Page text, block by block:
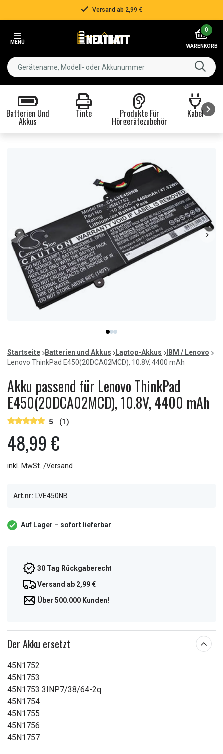
Versand ab 2,99 €
MENÜ
0
WARENKORB
Batterien Und
Akkus
Tinte Produkte Für
Hörgerätezubehör
Kabel
item
0
item
1
item
2
of
3
Startseite Batterien und Akkus Laptop-Akkus
IBM / Lenovo
Lenovo ThinkPad E450(20DCA02MCD), 10.8V, 4400 mAh
Akku passend für Lenovo ThinkPad
E450(20DCA02MCD), 10.8V, 4400 mAh
5 (1)
48,99 €
inkl. MwSt. /Versand
Art.nr: LVE450NB
Auf Lager – sofort lieferbar
30 Tag Rückgaberecht
Versand ab 2,99 €
Über 500.000 Kunden!
Der Akku ersetzt
45N1752
45N1753
45N1753 3INP7/38/64-2q
45N1754
45N1755
45N1756
45N1757